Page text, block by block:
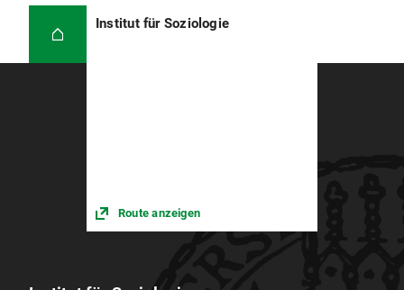
Institut für Soziologie
Route anzeigen